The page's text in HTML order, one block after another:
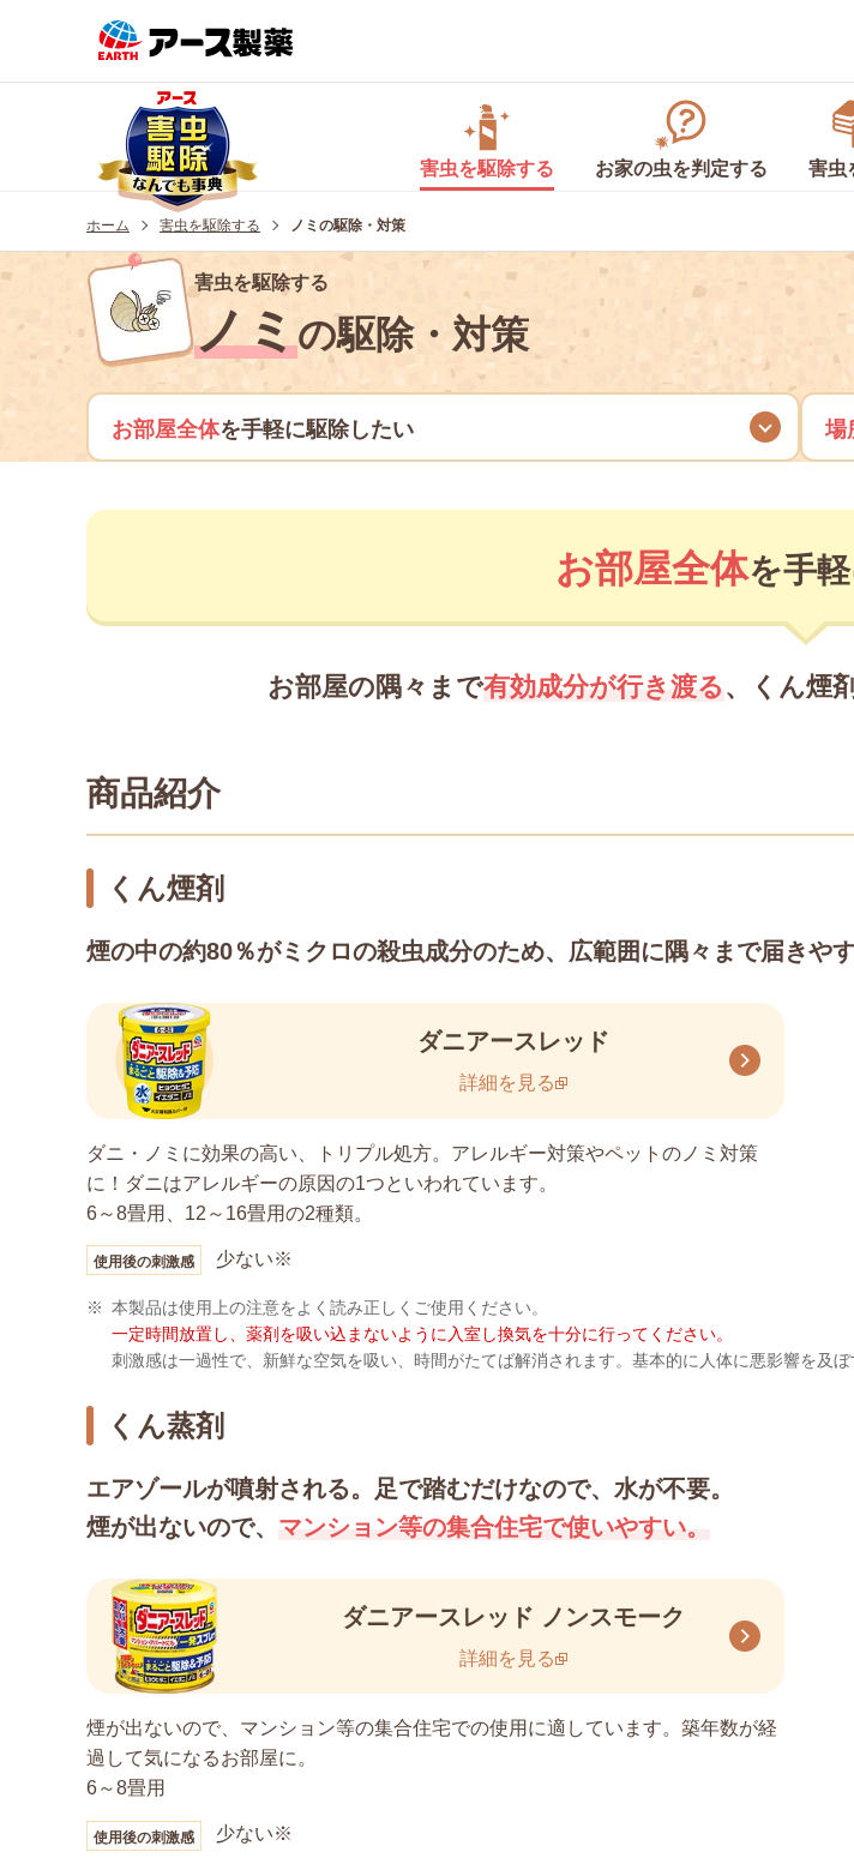
害虫を駆除する お家の虫を判定する 害虫
ホーム 害虫を駆除する ノミの駆除・対策
害虫を駆除する
ノミの駆除・対策
お部屋全体を手軽に駆除したい 場
お部屋全体を手
お部屋の隅々まで有効成分が行き渡る 、くん煙
商品紹介
くん煙剤
煙の中の約80％がミクロの殺虫成分のため、広範囲に隅々まで届きやす
ダニアースレッド
詳細を見る
ダニ・ノミに効果の高い、トリプル処方。アレルギー対策やペットのノミ対策
に！ダニはアレルギーの原因の1つといわれています。
6～8畳用、12～16畳用の2種類。
使用後の刺激感 少ない※
※ 本製品は使用上の注意をよく読み正しくご使用ください。
一定時間放置し、薬剤を吸い込まないように入室し換気を十分に行ってください。
刺激感は一過性で、新鮮な空気を吸い、時間がたてば解消されます。基本的に人体に悪影響を及ぼ
くん蒸剤
エアゾールが噴射される。足で踏むだけなので、水が不要。
煙が出ないので、 マンション等の集合住宅で使いやすい。
ダニアースレッド ノンスモーク
詳細を見る
煙が出ないので、マンション等の集合住宅での使用に適しています。築年数が経
過して気になるお部屋に。
6～8畳用
使用後の刺激感 少ない※